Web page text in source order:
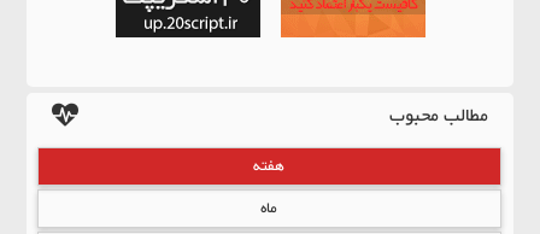
مطالب محبوب
هفته
ماه